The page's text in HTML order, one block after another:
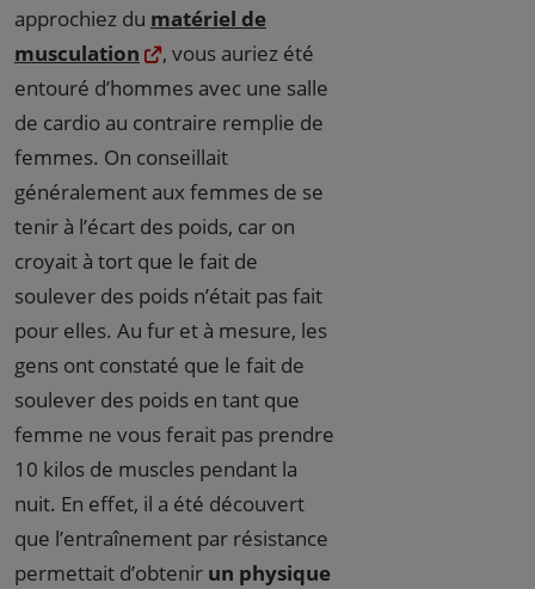
approchiez du matériel de
musculation
, vous auriez été
entouré d’hommes avec une salle
de cardio au contraire remplie de
femmes. On conseillait
généralement aux femmes de se
tenir à l’écart des poids, car on
croyait à tort que le fait de
soulever des poids n’était pas fait
pour elles. Au fur et à mesure, les
gens ont constaté que le fait de
soulever des poids en tant que
femme ne vous ferait pas prendre
10 kilos de muscles pendant la
nuit. En effet, il a été découvert
que l’entraînement par résistance
permettait d’obtenir un physique